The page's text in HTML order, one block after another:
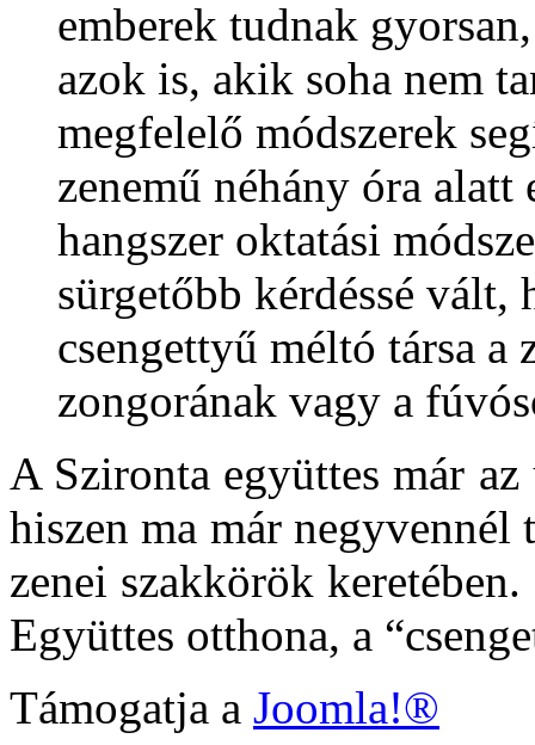
emberek tudnak
azok is, akik soha nem
megfelelő módszerek
zenemű néhány óra
hangszer oktatási
sürgetőbb kérdéssé vált,
csengettyű méltó társa a
zongorának vagy a
A Szironta együttes már
hiszen ma már
zenei szakkörök
Együttes otthona, a
Támogatja a Joomla!®